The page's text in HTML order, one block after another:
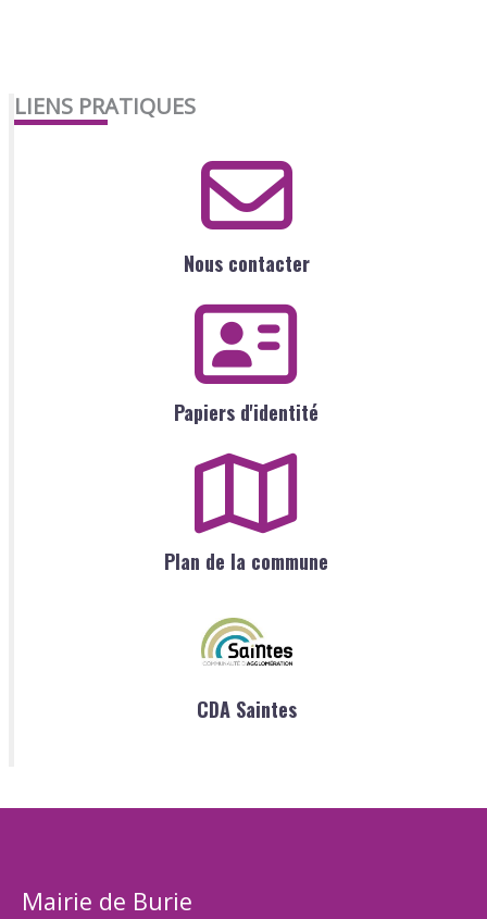
LIENS PRATIQUES
Nous contacter
Papiers d'identité
Plan de la commune
CDA Saintes
Mairie de Burie